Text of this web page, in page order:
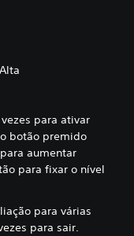
para ativar
botão premido
aumentar
para fixar o nível
para várias
para sair.